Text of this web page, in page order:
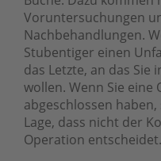
Voruntersuchungen
Nachbehandlungen.
Stubentiger einen
das Letzte, an das Sie
wollen. Wenn Sie eine
abgeschlossen
Lage, dass nicht der
Operation entscheidet.